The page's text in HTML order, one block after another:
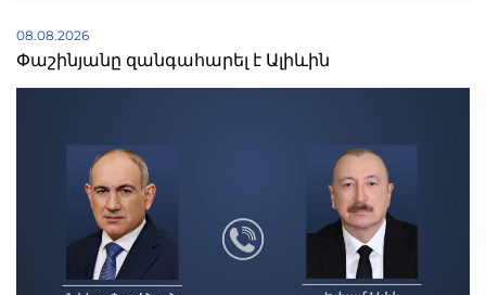
08.08.2026
Փաշինյանը զանգահարել է Ալիևին